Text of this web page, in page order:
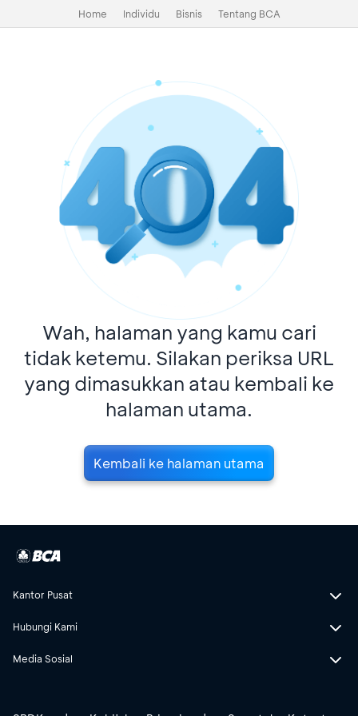
Home Individu Bisnis Tentang BCA
Wah, halaman yang kamu cari
tidak ketemu. Silakan periksa URL
yang dimasukkan atau kembali ke
halaman utama.
Kembali ke halaman utama
Kantor Pusat
Hubungi Kami
Media Sosial